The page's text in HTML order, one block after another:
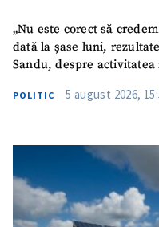
„Nu este corect să
dată la șase luni,
Sandu, despre
POLITIC 5 august 2026,